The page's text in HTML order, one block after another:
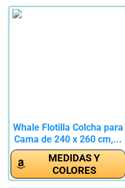
Whale Flotilla Colcha para
Cama de 240 x 260 cm,...
MEDIDAS Y
COLORES